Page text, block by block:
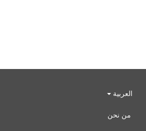
العربية
من نحن